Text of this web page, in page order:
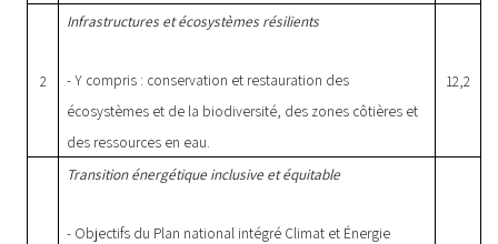
2
Infrastructures et écosystèmes résilients
- Y compris : conservation et restauration des
écosystèmes et de la biodiversité, des zones côtières et
des ressources en eau.
12,2
Transition énergétique inclusive et équitable
- Objectifs du Plan national intégré Climat et Énergie